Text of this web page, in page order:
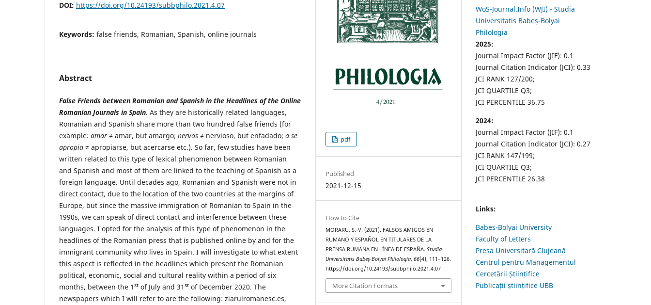
DOI: https://doi.org/10.24193/subbphilo.2021.4.07
Keywords: false friends, Romanian, Spanish, online journals
Abstract
False Friends between Romanian and Spanish in the Headlines of the Online
Romanian Journals in Spain. As they are historically related languages,
Romanian and Spanish share more than two hundred false friends (for
example: amar ≠ amar, but amargo; nervos ≠ nervioso, but enfadado; a se
apropia ≠ apropiarse, but acercarse etc.). So far, few studies have been
written related to this type of lexical phenomenon between Romanian
and Spanish and most of them are linked to the teaching of Spanish as a
foreign language. Until decades ago, Romanian and Spanish were not in
direct contact, due to the location of the two countries at the margins of
Europe, but since the massive immigration of Romanian to Spain in the
1990s, we can speak of direct contact and interference between these
languages. I opted for the analysis of this type of phenomenon in the
headlines of the Romanian press that is published online by and for the
immigrant community who lives in Spain. I will investigate to what extent
this aspect is reflected in the headlines which present the Romanian
political, economic, social and cultural reality within a period of six
months, between the 1 st of July and 31 st of December 2020. The
newspapers which I will refer to are the following: ziarulromanesc.es,
pdf
Published
2021-12-15
How to Cite
MORARU, S.-V. (2021). FALSOS AMIGOS EN
RUMANO Y ESPAÑOL EN TITULARES DE LA
PRENSA RUMANA EN LÍNEA DE ESPAÑA.Studia
Universitatis Babeș-Bolyai Philologia,66(4), 111–126.
https://doi.org/10.24193/subbphilo.2021.4.07
More Citation Formats
WoS-Journal.Info (WJI) - Studia
Universitatis Babeș-Bolyai
Philologia
2025:
Journal Impact Factor (JIF): 0.1
Journal Citation Indicator (JCI): 0.33
JCI RANK 127/200;
JCI QUARTILE Q3;
JCI PERCENTILE 36.75
2024:
Journal Impact Factor (JIF): 0.1
Journal Citation Indicator (JCI): 0.27
JCI RANK 147/199;
JCI QUARTILE Q3;
JCI PERCENTILE 26.38
Links:
Babes-Bolyai University
Faculty of Letters
Presa Universitară Clujeană
Centrul pentru Managementul
Cercetării Științifice
Publicații științifice UBB